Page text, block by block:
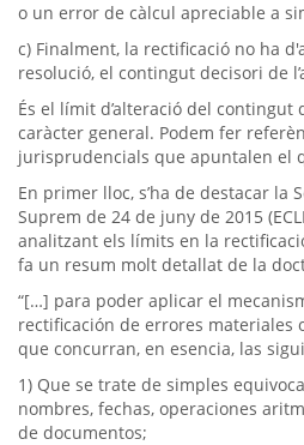
o un error de càlcul apreciable a
c) Finalment, la rectificació no ha
resolució, el contingut decisori de
És el límit d’alteració del contingut
caràcter general. Podem fer
jurisprudencials que apuntalen el
En primer lloc, s’ha de destacar la
Suprem de 24 de juny de 2015
analitzant els límits en la
fa un resum molt detallat de la
“[…] para poder aplicar el
rectificación de errores materiales
que concurran, en esencia, las
1) Que se trate de simples
nombres, fechas, operaciones
de documentos;